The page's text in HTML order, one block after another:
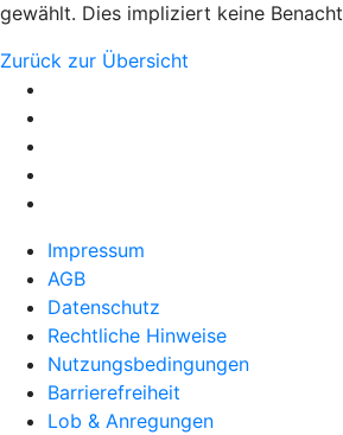
gewählt. Dies impliziert keine
Zurück zur Übersicht
Impressum
AGB
Datenschutz
Rechtliche Hinweise
Nutzungsbedingungen
Barrierefreiheit
Lob & Anregungen